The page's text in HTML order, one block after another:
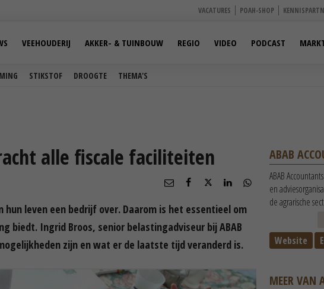
VACATURES POAH-SHOP
STIKSTOF DROOGTE THEMA'S
VEEHOUDERIJ AKKER- & TUINBOUW REGIO VIDEO PODCAST
alle fiscale faciliteiten
hun leven een bedrijf over. Daarom is het essentieel om
biedt. Ingrid Broos, senior belastingadviseur bij ABAB
zijn en wat er de laatste tijd veranderd is.
ABAB
ABAB
en
de agrarische
Website
MEER VAN